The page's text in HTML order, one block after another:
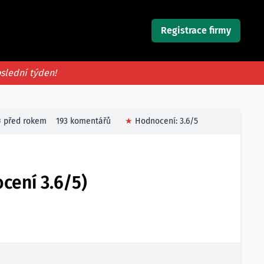
Registrace firmy
týden!
před rokem 193 komentářů ★ Hodnocení: 3.6/5
3.6/5)